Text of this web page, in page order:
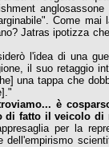
Come mai
Jatras ipotizza
l'idea di una
il suo retaggio
una tappa che
è
di fatto il veicolo
per la
dell'empirismo